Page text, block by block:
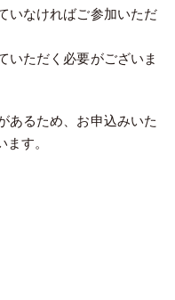
いなければご参加いただ
いただく必要がございま
あるため、お申込みいた
す。